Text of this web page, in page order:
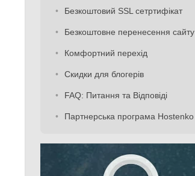
['REQUEST_URI'];
Безкоштовий SSL сетртифікат
Безкоштовне перенесення сайту
Комфортний перехід
Скидки для блогерів
FAQ: Питання та Відповіді
Партнерська програма Hostenko